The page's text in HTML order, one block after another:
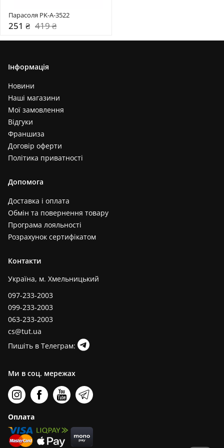
Парасоля PK-A-3522
251 ₴ 419 ₴
Інформація
Новини
Наші магазини
Мої замовлення
Відгуки
Франшиза
Договір оферти
Політика приватності
Допомога
Доставка і оплата
Обмін та повернення товару
Програма лояльності
Розрахунок сертифікатом
Контакти
Україна, м. Хмельницький
097-233-2003
099-233-2003
063-233-2003
cs@tut.ua
Пишіть в Телеграм:
Ми в соц. мережах
Оплата